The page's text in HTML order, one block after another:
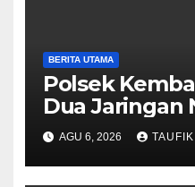
BERITA UTAMA
Polsek
Dua Jaringan
Obat Keras,
Pil, 1,1 Kg
Etomidate
AGU 6, 2026